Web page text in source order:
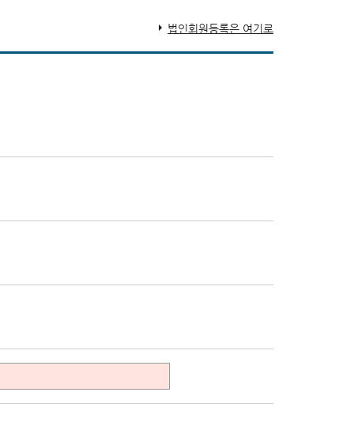
법인회원등록은 여기로